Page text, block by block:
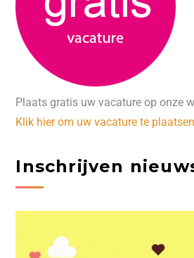
Plaats gratis uw vacature op onze
Klik hier om uw vacature te plaatsen
Inschrijven